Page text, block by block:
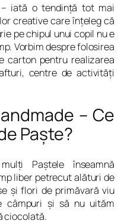
iată o tendinţă tot mai
creative care înţeleg că
pe chipul unui copil nu e
Vorbim despre folosirea
carton pentru realizarea
centre de activităţi
– Ce
Paşte?
Paştele înseamnă
liber petrecut alături de
şi flori de primăvară viu
câmpuri şi să nu uităm
ciocolată.